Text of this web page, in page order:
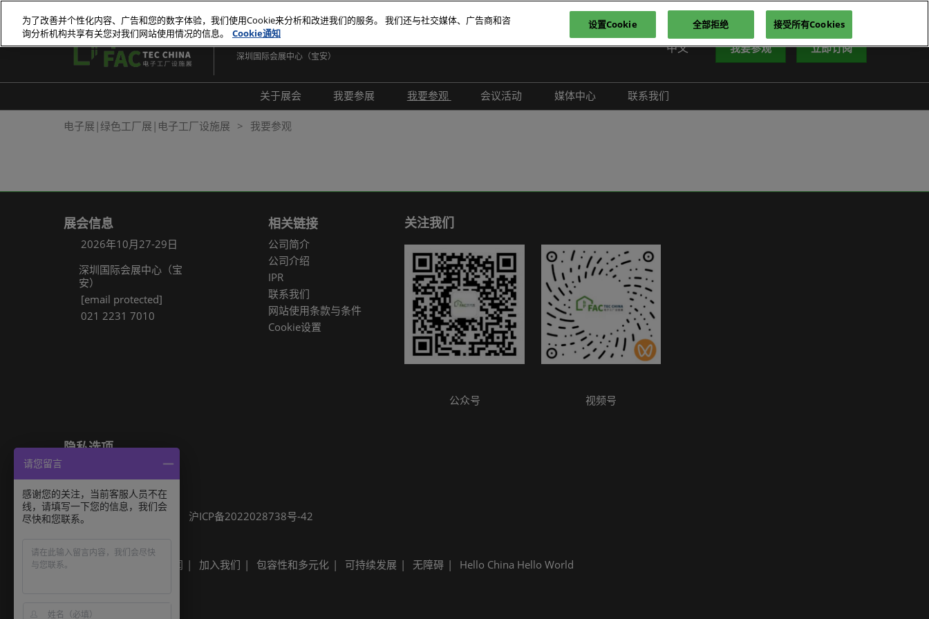
接
跳
容
2026年10月27-29日
深圳国际会展中心（宝安）
中文
English
Tiếng Việt
我要参观 立即订阅
关于展会
展会介绍
我要参展
商务配对
我要参观
组团参观
观众增值服务
智慧会刊
展商名录
展品名录
参观指南
会议活动
行业活动
媒体中心
合作媒体
联系我们
电子展|绿色工厂展|电子工厂设施展 我要参观
展会信息
2026年10月27-29日
深圳国际会展中心（宝
安）
[email protected]
021 2231 7010
相关链接
公司简介
公司介绍
IPR
联系我们
网站使用条款与条件
Cookie设置
关注我们
公众号 视频号
隐私选项
Cookie政策
展会信息
可持续发展 沪ICP备2022028738号-42
Built by RX
其他励展展会 励展新闻 加入我们 包容性和多元化 可持续发展 无障碍 Hello China Hello World
请您留言
感谢您的关注，当前客服人员不在
线，请填写一下您的信息，我们会
尽快和您联系。
为了改善并个性化内容、广告和您的数字体验，我们使用Cookie来分析和改进我们的服务。 我们还与社交媒体、广告商和咨
询分析机构共享有关您对我们网站使用情况的信息。
Cookie通知
设置Cookie 全部拒绝 接受所有Cookies